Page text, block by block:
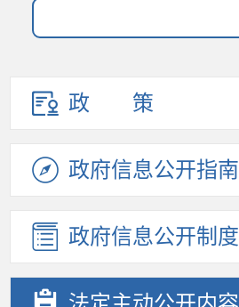
政策
政府信息公开指南
政府信息公开制度